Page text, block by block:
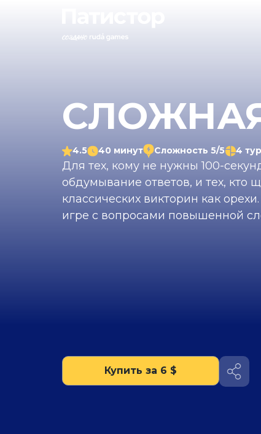
4.5 40 минут Сложность 5/5 4
Для тех, кому не нужны 100-
обдумывание ответов, и тех, кто
классических викторин как
игре с вопросами повышенной
Купить за 6 $